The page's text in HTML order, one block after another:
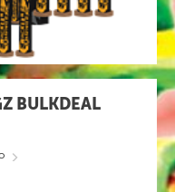
BULKDEAL